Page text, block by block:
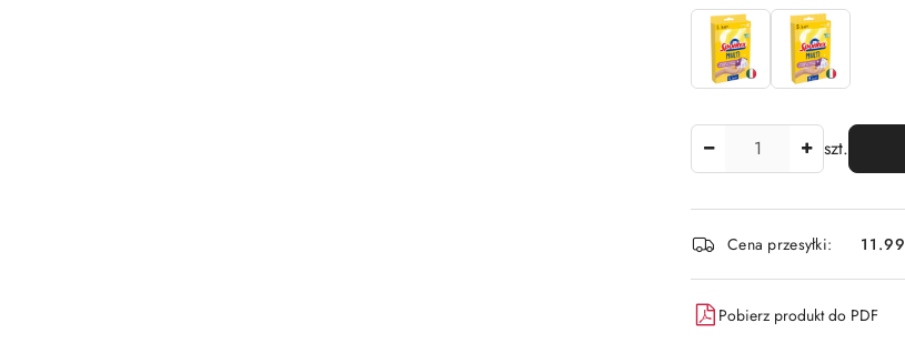
szt.
Dostępność
i
dostawa
Cena przesyłki: 11.99
Pobierz produkt do PDF